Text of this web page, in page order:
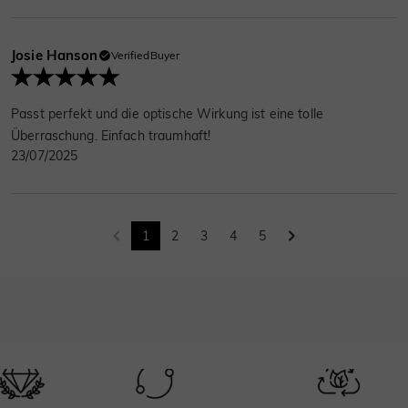
Josie Hanson VerifiedBuyer
Passt perfekt und die optische Wirkung ist eine tolle
Überraschung. Einfach traumhaft!
23/07/2025
1 2 3 4 5